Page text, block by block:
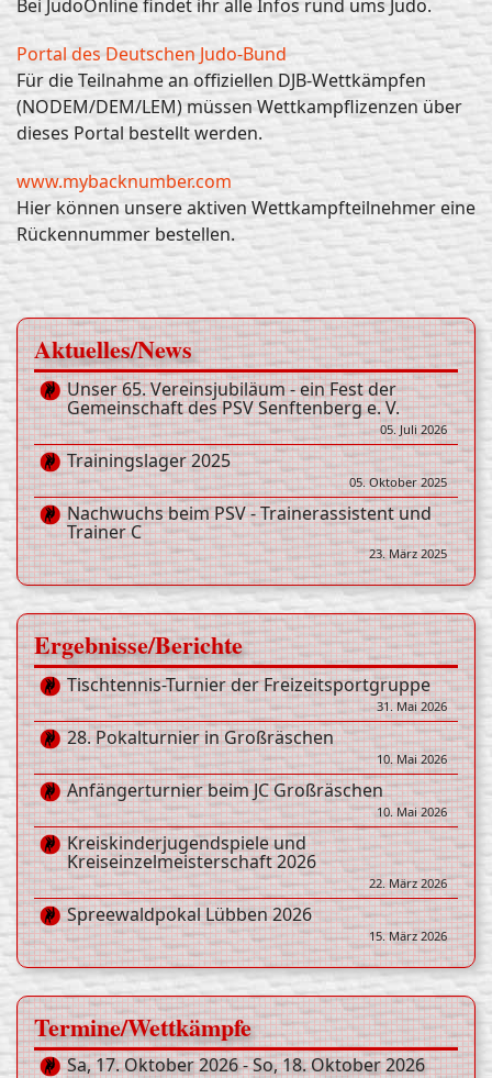
Bei JudoOnline findet ihr alle Infos rund ums Judo.
Portal des Deutschen Judo-Bund
Für die Teilnahme an offiziellen DJB-Wettkämpfen
(NODEM/DEM/LEM) müssen Wettkampflizenzen über
dieses Portal bestellt werden.
www.mybacknumber.com
Hier können unsere aktiven Wettkampfteilnehmer eine
Rückennummer bestellen.
Aktuelles/News
Unser 65. Vereinsjubiläum - ein Fest der
Gemeinschaft des PSV Senftenberg e. V.
05. Juli 2026
Trainingslager 2025
05. Oktober 2025
Nachwuchs beim PSV - Trainerassistent und
Trainer C
23. März 2025
Ergebnisse/Berichte
Tischtennis-Turnier der Freizeitsportgruppe
31. Mai 2026
28. Pokalturnier in Großräschen
10. Mai 2026
Anfängerturnier beim JC Großräschen
10. Mai 2026
Kreiskinderjugendspiele und
Kreiseinzelmeisterschaft 2026
22. März 2026
Spreewaldpokal Lübben 2026
15. März 2026
Termine/Wettkämpfe
Sa, 17. Oktober 2026-So, 18. Oktober 2026